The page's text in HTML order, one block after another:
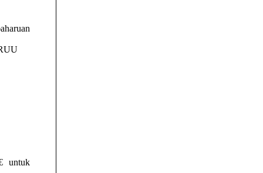
untuk